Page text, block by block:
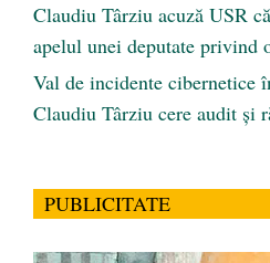
Claudiu Târziu acuză USR
apelul unei deputate privind
Val de incidente cibernetice
Claudiu Târziu cere audit și
PUBLICITATE